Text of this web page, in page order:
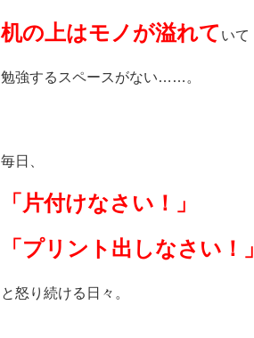
机の上はモノが溢れて いて
勉強するスペースがない……。
毎日、
「片付けなさい！」
「プリント出しなさい！」
と怒り続ける日々。